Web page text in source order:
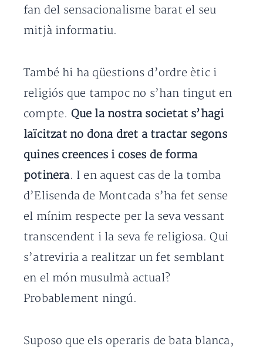
fan del sensacionalisme barat el seu
mitjà informatiu.
També hi ha qüestions d’ordre ètic i
religiós que tampoc no s’han tingut en
compte. Que la nostra societat s’hagi
laïcitzat no dona dret a tractar segons
quines creences i coses de forma
potinera. I en aquest cas de la tomba
d’Elisenda de Montcada s’ha fet sense
el mínim respecte per la seva vessant
transcendent i la seva fe religiosa. Qui
s’atreviria a realitzar un fet semblant
en el món musulmà actual?
Probablement ningú.
Suposo que els operaris de bata blanca,